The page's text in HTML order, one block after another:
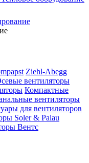
Ziehl-Abegg
вентиляторы
Компактные
вентиляторы
для вентиляторов
Soler & Palau
Вентс